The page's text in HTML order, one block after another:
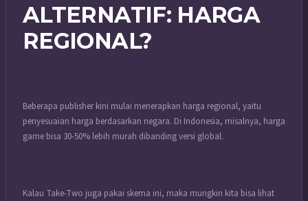
ALTERNATIF: HARGA
REGIONAL?
Beberapa publisher kini mulai menerapkan harga regional, yaitu
penyesuaian harga berdasarkan negara. Di Indonesia, misalnya, harga
game bisa 30-50% lebih murah dibanding versi global.
Kalau Take-Two juga pakai skema ini, maka mungkin kita bisa lihat